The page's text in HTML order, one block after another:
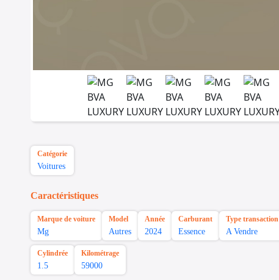
Catégorie
Voitures
Caractéristiques
Marque de voiture
Mg
Model
Autres
Année
2024
Carburant
Essence
Type transaction
A Vendre
Cylindrée
1.5
Kilométrage
59000